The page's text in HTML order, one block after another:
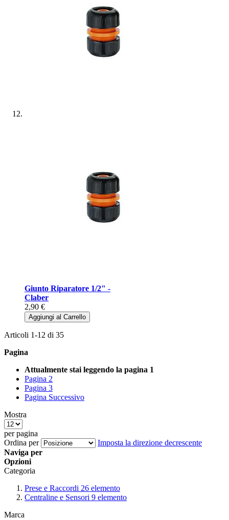
Giunto Riparatore 1/2" -
Claber
2,90 €
Aggiungi al Carrello
Articoli 1-12 di 35
Pagina
Attualmente stai leggendo la pagina 1
Pagina 2
Pagina 3
Pagina Successivo
Mostra
per pagina
Ordina per
Imposta la direzione decrescente
Naviga per
Opzioni
Categoria
Prese e Raccordi 26 elemento
Centraline e Sensori 9 elemento
Marca